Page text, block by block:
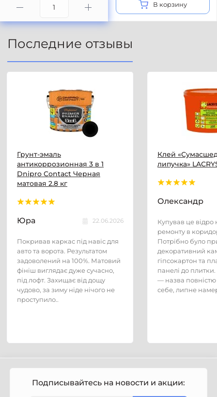
В корзину
Последние отзывы
Грунт-эмаль
антикоррозионная 3 в 1
Dnipro Contact Черная
матовая 2.8 кг
Юра 22.06.2026
Покривав каркас під навіс для
авто та ворота. Результатом
задоволений на 100%. Матовий
фініш виглядає дуже сучасно,
під лофт. Захищає від дощу
чудово, за зиму ніде нічого не
проступило..
Клей
липучка»
Олександр
Купував це відро
ремонту в
Потрібно було
декоративний
гіпсокартон та
панелі до
— назва
себе, липне
Подписывайтесь на новости и акции: